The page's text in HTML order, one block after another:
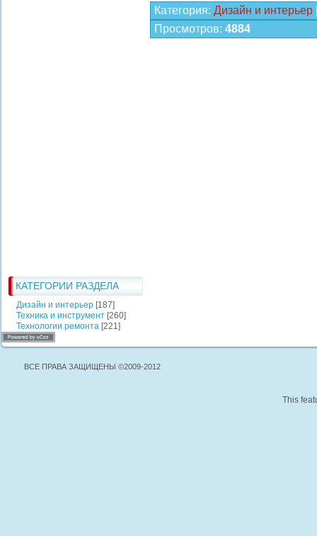
КАТЕГОРИИ РАЗДЕЛА
Дизайн и интерьер [187]
Техника и инструмент [260]
Технологии ремонта [221]
Категория: Дизайн и интерьер
Просмотров: 4884
ВСЕ ПРАВА ЗАЩИЩЕНЫ ©2009-2012
This